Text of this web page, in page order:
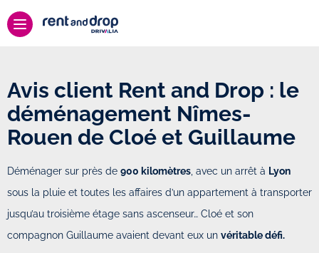
Avis client Rent and Drop : le
déménagement Nîmes-
Rouen de Cloé et Guillaume
Déménager sur près de 900 kilomètres , avec un arrêt à Lyon
sous la pluie et toutes les affaires d’un appartement à transporter
jusqu’au troisième étage sans ascenseur… Cloé et son
compagnon Guillaume avaient devant eux un véritable défi.